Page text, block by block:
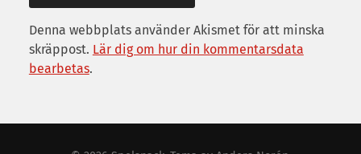
Denna webbplats använder Akismet för att minska
skräppost. Lär dig om hur din kommentarsdata
bearbetas.